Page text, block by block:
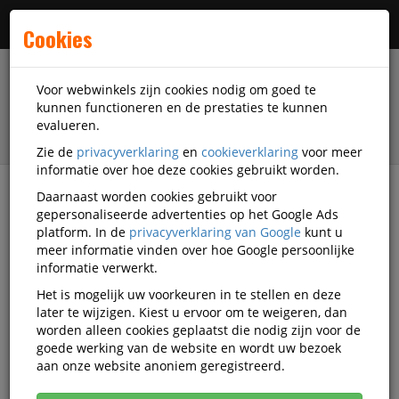
filter
Schrijfwaren Pennen Gelpen met drukknop
Gelpen met drukknop
Populariteit
Cookies
Voor webwinkels zijn cookies nodig om goed te
kunnen functioneren en de prestaties te kunnen
evalueren.
Zie de privacyverklaring en cookieverklaring voor meer
informatie over hoe deze cookies gebruikt worden.
Daarnaast worden cookies gebruikt voor
gepersonaliseerde advertenties op het Google Ads
platform. In de privacyverklaring van Google kunt u
meer informatie vinden over hoe Google persoonlijke
informatie verwerkt.
Het is mogelijk uw voorkeuren in te stellen en deze
later te wijzigen. Kiest u ervoor om te weigeren, dan
worden alleen cookies geplaatst die nodig zijn voor de
goede werking van de website en wordt uw bezoek
aan onze website anoniem geregistreerd.